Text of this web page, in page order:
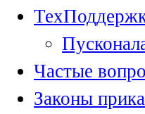
Частые
Законы